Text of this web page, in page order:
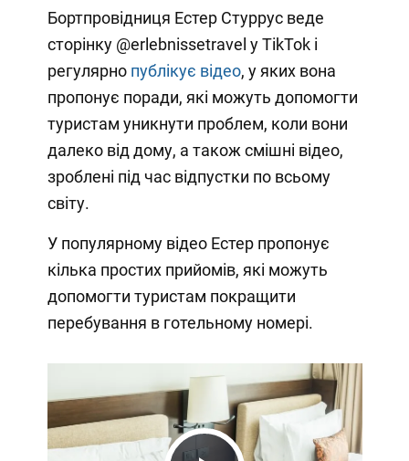
Бортпровідниця Естер Стуррус веде
сторінку @erlebnissetravel у TikTok і
регулярно публікує відео, у яких вона
пропонує поради, які можуть допомогти
туристам уникнути проблем, коли вони
далеко від дому, а також смішні відео,
зроблені під час відпустки по всьому
світу.
У популярному відео Естер пропонує
кілька простих прийомів, які можуть
допомогти туристам покращити
перебування в готельному номері.